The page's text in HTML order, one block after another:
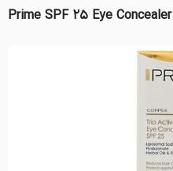
Prime SPF 25 Eye